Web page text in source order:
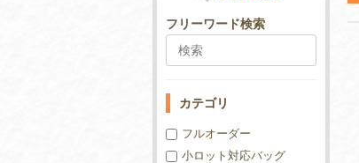
フリーワード検索
カテゴリ
フルオーダー
小ロット対応バッグ